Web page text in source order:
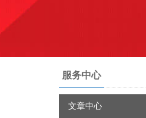
服务中心
文章中心